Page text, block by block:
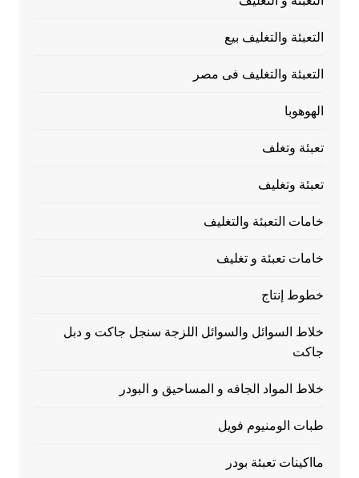
التعبئة والتغليف بيع
التعبئة والتغليف فى مصر
الهوهوبا
تعبئة وتغلف
تعبئة وتغليف
خامات التعبئة والتغليف
خامات تعبئة و تغليف
خطوط إنتاج
خلاط السوائل والسوائل اللزجة سنجل جاكت و دبل
جاكت
خلاط المواد الجافه و المساحيق و البودر
طبات الومنيوم فويل
مااكينات تعبئة بودر